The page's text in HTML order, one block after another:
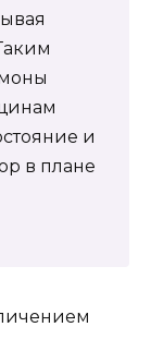
и
в плане